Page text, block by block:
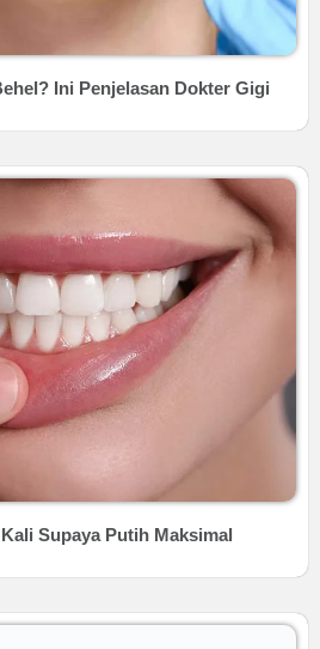
Ini Penjelasan Dokter Gigi
Supaya Putih Maksimal